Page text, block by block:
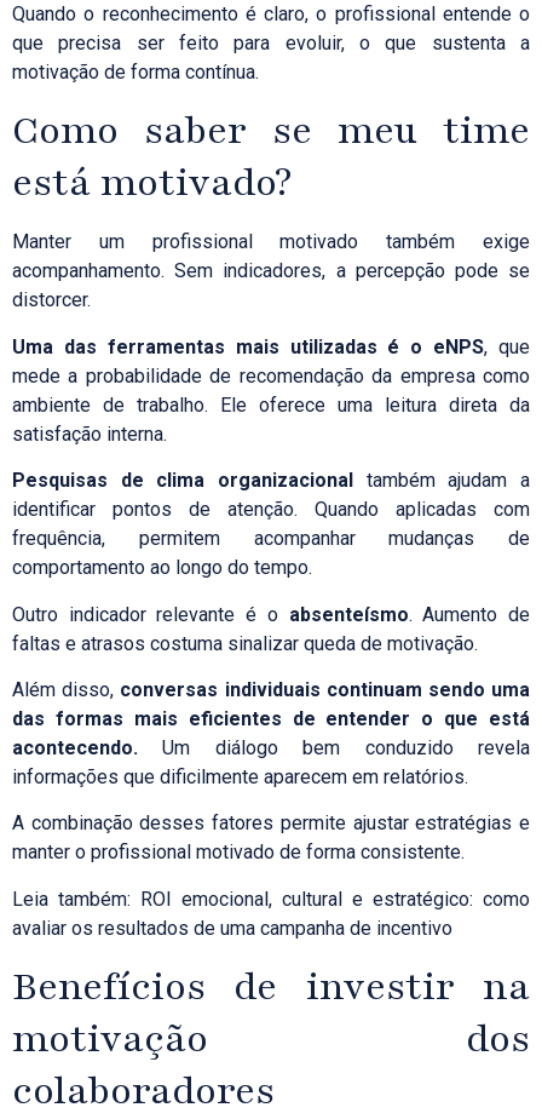
Quando o reconhecimento é claro, o profissional entende o
que precisa ser feito para evoluir, o que sustenta a
motivação de forma contínua.
Como saber se meu time
está motivado?
Manter um profissional motivado também exige
acompanhamento. Sem indicadores, a percepção pode se
distorcer.
Uma das ferramentas mais utilizadas é o eNPS, que
mede a probabilidade de recomendação da empresa como
ambiente de trabalho. Ele oferece uma leitura direta da
satisfação interna.
Pesquisas de clima organizacional também ajudam a
identificar pontos de atenção. Quando aplicadas com
frequência, permitem acompanhar mudanças de
comportamento ao longo do tempo.
Outro indicador relevante é o absenteísmo. Aumento de
faltas e atrasos costuma sinalizar queda de motivação.
Além disso, conversas individuais continuam sendo uma
das formas mais eficientes de entender o que está
acontecendo. Um diálogo bem conduzido revela
informações que dificilmente aparecem em relatórios.
A combinação desses fatores permite ajustar estratégias e
manter o profissional motivado de forma consistente.
Leia também: ROI emocional, cultural e estratégico: como
avaliar os resultados de uma campanha de incentivo
Benefícios de investir na
motivação dos
colaboradores